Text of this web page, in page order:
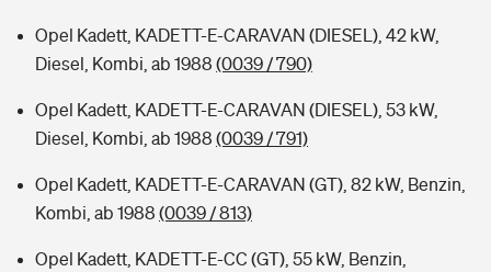
Opel Kadett, KADETT-E-CARAVAN (DIESEL), 42 kW,
Diesel, Kombi, ab 1988 (0039 / 790)
Opel Kadett, KADETT-E-CARAVAN (DIESEL), 53 kW,
Diesel, Kombi, ab 1988 (0039 / 791)
Opel Kadett, KADETT-E-CARAVAN (GT), 82 kW, Benzin,
Kombi, ab 1988 (0039 / 813)
Opel Kadett, KADETT-E-CC (GT), 55 kW, Benzin,